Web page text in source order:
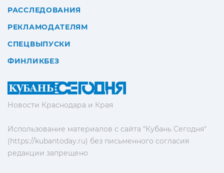
Новости Краснодара и Края
Использование материалов с сайта "Кубань Сегодня"
(https://kubantoday.ru) без письменного согласия
редакции запрещено
РАССЛЕДОВАНИЯ
РЕКЛАМОДАТЕЛЯМ
СПЕЦВЫПУСКИ
ФИНЛИКБЕЗ